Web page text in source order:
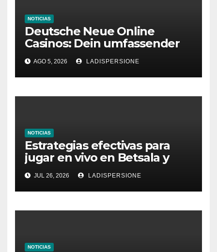
NOTICIAS
Deutsche Neue Online
Casinos: Dein umfassender
Ratgeber für moderne
Glücksspielplattformen
AGO 5, 2026 LADISPERSIONE
NOTICIAS
Estrategias efectivas para
jugar en vivo en Betsala y
aumentar tus ganancias
JUL 26, 2026 LADISPERSIONE
NOTICIAS